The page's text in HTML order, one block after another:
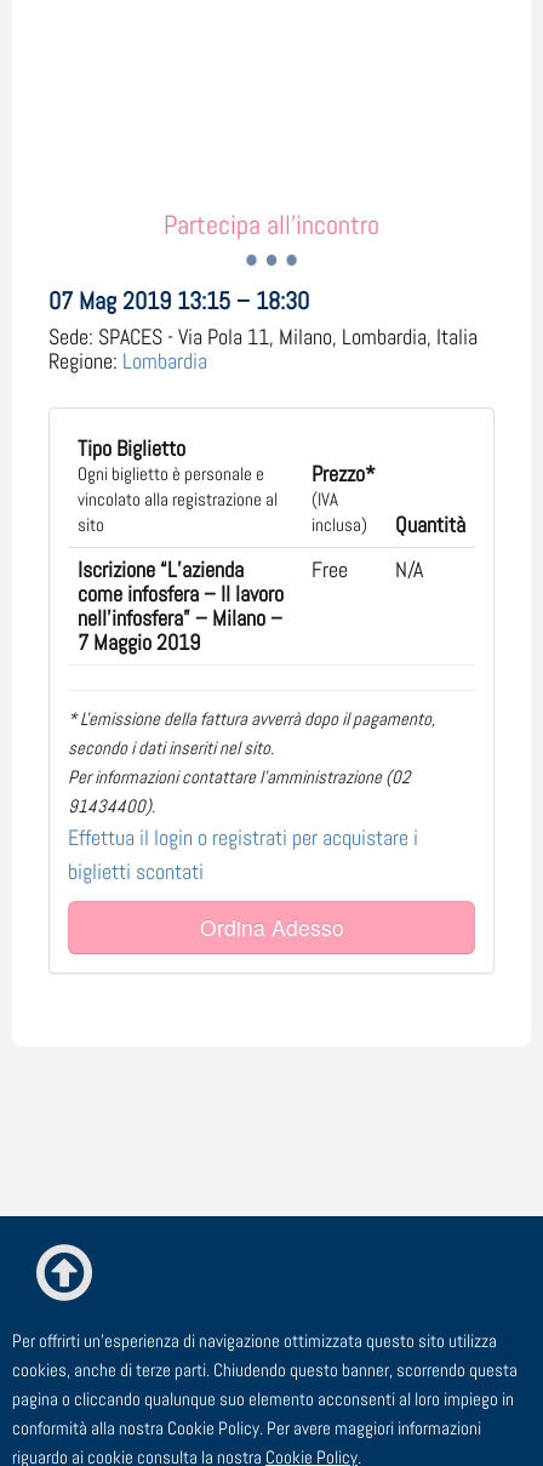
Partecipa all'incontro
07 Mag 2019 13:15 – 18:30
Sede: SPACES - Via Pola 11, Milano, Lombardia, Italia
Regione: Lombardia
Tipo Biglietto
Ogni biglietto è personale e
vincolato alla registrazione al
sito
Prezzo*
(IVA
inclusa)
Quantità
Iscrizione “L’azienda
come infosfera – Il lavoro
nell’infosfera” – Milano –
7 Maggio 2019
Free N/A
* L'emissione della fattura avverrà dopo il pagamento,
secondo i dati inseriti nel sito.
Per informazioni contattare l'amministrazione (02
91434400).
Effettua il login o registrati per acquistare i
biglietti scontati
Ordina Adesso
© ESTE Srl - Via Cagliero, 23 - 20125 Milano
TEL: 02 91 43 44 00 - FAX: 02 91 43 44 24 - EMAIL:
segreteria@este.it - P.I. 00729910158
Per offrirti un'esperienza di navigazione ottimizzata questo sito utilizza
cookies, anche di terze parti. Chiudendo questo banner, scorrendo questa
pagina o cliccando qualunque suo elemento acconsenti al loro impiego in
conformità alla nostra Cookie Policy. Per avere maggiori informazioni
riguardo ai cookie consulta la nostra Cookie Policy.